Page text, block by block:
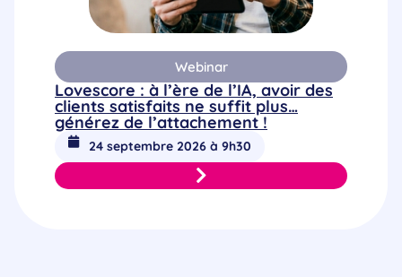
Webinar
Lovescore : à l’ère de l’IA, avoir des
clients satisfaits ne suffit plus…
générez de l’attachement !
24 septembre 2026 à 9h30